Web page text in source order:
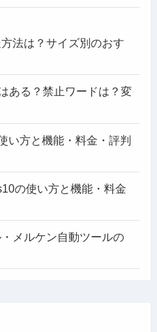
法は？サイズ別のおす
ある？禁止ワードは？変
い方と機能・料金・評判
の使い方と機能・料金
メルケン自動ツールの